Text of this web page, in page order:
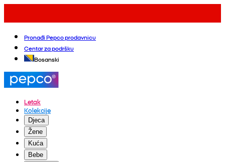
Pronađi Pepco prodavnicu
Centar za podršku
Bosanski
Letak
Kolekcije
Djeca
Žene
Kuća
Bebe